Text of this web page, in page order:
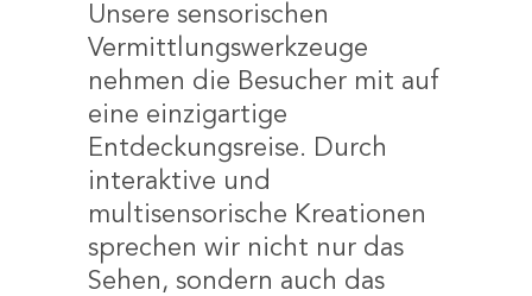
Unsere sensorischen
Vermittlungswerkzeuge
nehmen die Besucher mit auf
eine einzigartige
Entdeckungsreise. Durch
interaktive und
multisensorische Kreationen
sprechen wir nicht nur das
Sehen, sondern auch das